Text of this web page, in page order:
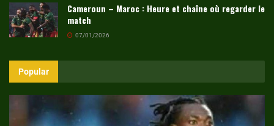
Cameroun – Maroc : Heure et chaîne où regarder le
match
07/01/2026
Popular